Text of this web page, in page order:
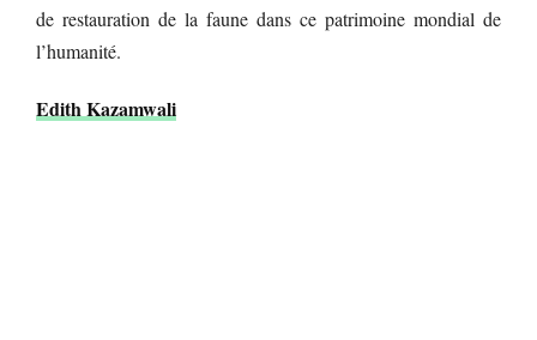
de restauration de la faune dans ce patrimoine mondial de
l’humanité.
Edith Kazamwali